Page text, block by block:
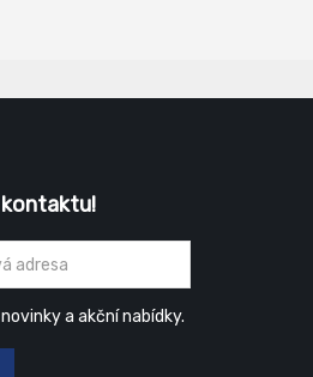
a akční nabídky.